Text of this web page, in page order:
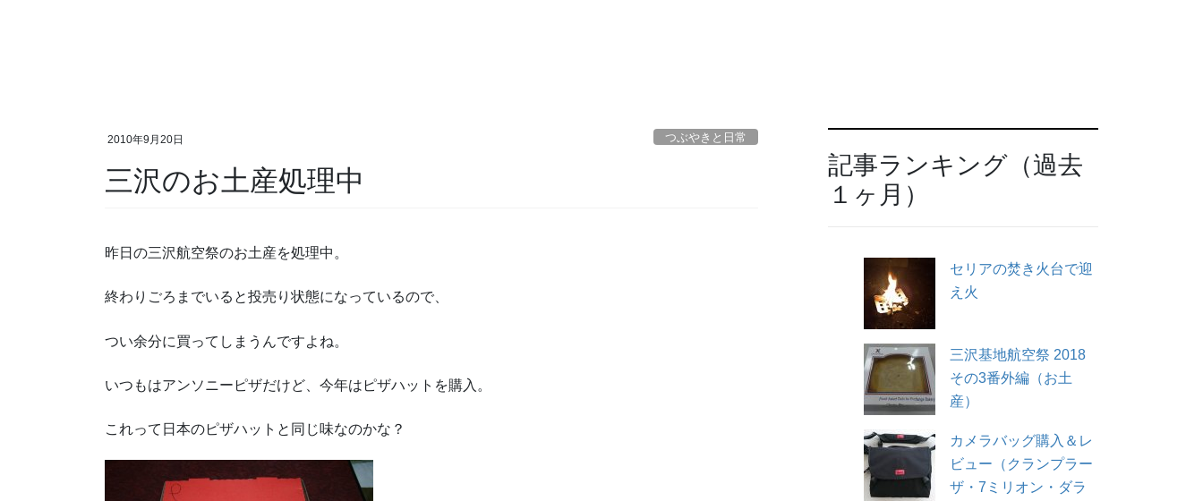
2010年9月20日 つぶやきと日常
三沢のお土産処理中
昨日の三沢航空祭のお土産を処理中。
終わりごろまでいると投売り状態になっているので、
つい余分に買ってしまうんですよね。
いつもはアンソニーピザだけど、今年はピザハットを購入。
これって日本のピザハットと同じ味なのかな？
記事ランキング（過去
１ヶ月）
セリアの焚き火台で迎
え火
三沢基地航空祭 2018
その3番外編（お土
産）
カメラバッグ購入＆レ
ビュー（クランプラー
ザ・7ミリオン・ダラ